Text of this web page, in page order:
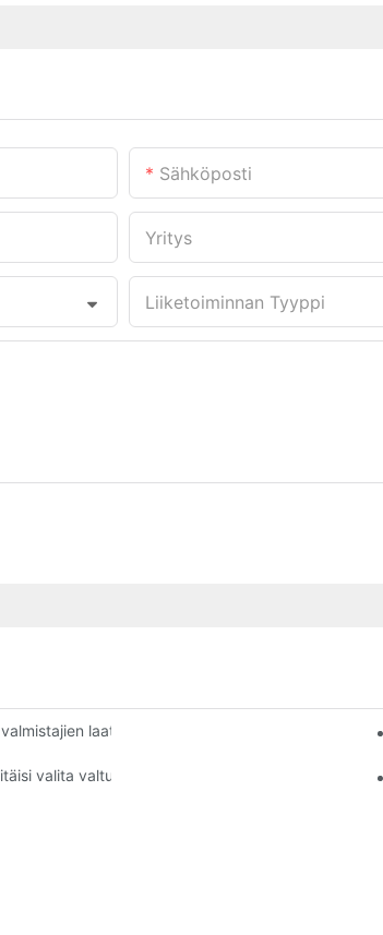
Sähköposti
Yritys
Liiketoiminnan Tyyppi
laatustandardien ymmärtäminen
valita valtuutettu jarrupalojen jälleenmyyjä